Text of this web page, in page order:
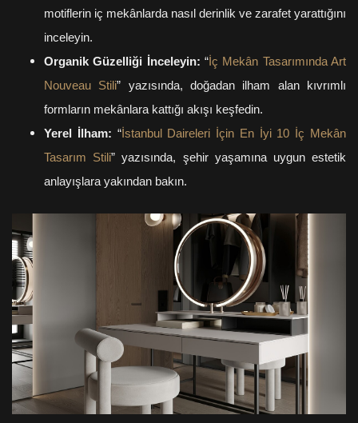
motiflerin iç mekânlarda nasıl derinlik ve zarafet yarattığını
inceleyin.
Organik Güzelliği İnceleyin: “İç Mekân Tasarımında Art
Nouveau Stili” yazısında, doğadan ilham alan kıvrımlı
formların mekânlara kattığı akışı keşfedin.
Yerel İlham: “İstanbul Daireleri İçin En İyi 10 İç Mekân
Tasarım Stili” yazısında, şehir yaşamına uygun estetik
anlayışlara yakından bakın.